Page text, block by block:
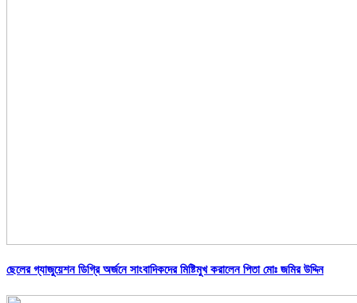
ছেলের গ্যাজুয়েশন ডিগ্রি অর্জনে সাংবাদিকদের মিষ্টিমুখ করালেন পিতা মোঃ জমির উদ্দিন